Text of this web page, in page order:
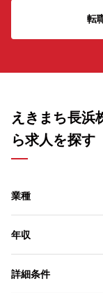
転
えきまち長浜
ら求人を探す
業種
年収
詳細条件